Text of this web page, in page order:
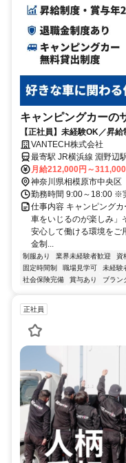
キャンピングカーの
【正社員】未経験OK／昇
募OK！／長期休暇あり
VANTECH株式会社
最寄駅 JR横浜線 淵野辺
相模線 上溝駅 車で14分
月給212,000円～
神奈川県相模原市中央区
勤務時間 9:00～18:00 ※
仕事内容 キャンピング
車をいじるのが楽しみ」
安心して働ける環境をご
金制...
制服あり 業界未経験者歓迎 資
固定時間制
職場見学可 未経験
社会保険完備
賞与あり ブラン
正社員